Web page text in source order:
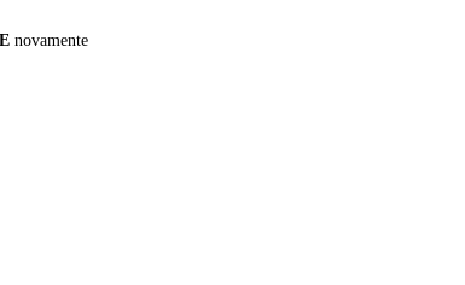
novamente